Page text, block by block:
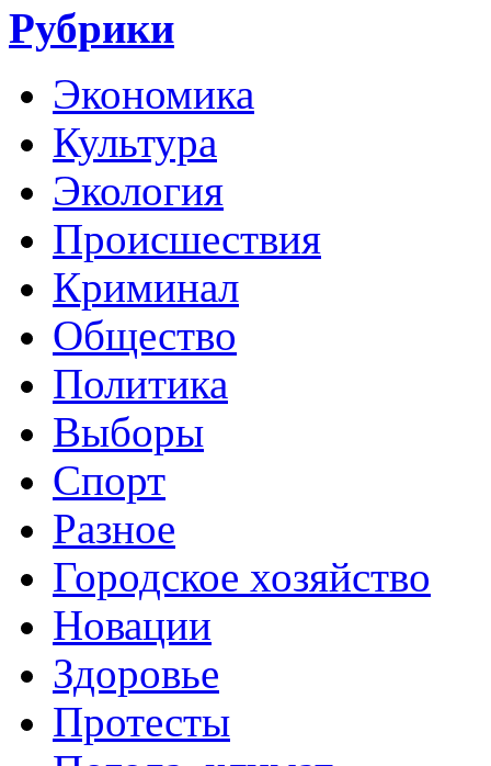
Рубрики
Экономика
Культура
Экология
Происшествия
Криминал
Общество
Политика
Выборы
Спорт
Разное
Городское хозяйство
Новации
Здоровье
Протесты